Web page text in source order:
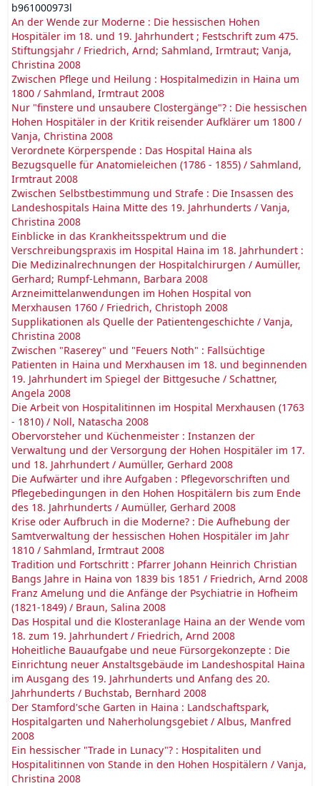
b961000973l
An der Wende zur Moderne : Die hessischen Hohen
Hospitäler im 18. und 19. Jahrhundert ; Festschrift zum 475.
Stiftungsjahr / Friedrich, Arnd; Sahmland, Irmtraut; Vanja,
Christina 2008
Zwischen Pflege und Heilung : Hospitalmedizin in Haina um
1800 / Sahmland, Irmtraut 2008
Nur "finstere und unsaubere Clostergänge"? : Die hessischen
Hohen Hospitäler in der Kritik reisender Aufklärer um 1800 /
Vanja, Christina 2008
Verordnete Körperspende : Das Hospital Haina als
Bezugsquelle für Anatomieleichen (1786 - 1855) / Sahmland,
Irmtraut 2008
Zwischen Selbstbestimmung und Strafe : Die Insassen des
Landeshospitals Haina Mitte des 19. Jahrhunderts / Vanja,
Christina 2008
Einblicke in das Krankheitsspektrum und die
Verschreibungspraxis im Hospital Haina im 18. Jahrhundert :
Die Medizinalrechnungen der Hospitalchirurgen / Aumüller,
Gerhard; Rumpf-Lehmann, Barbara 2008
Arzneimittelanwendungen im Hohen Hospital von
Merxhausen 1760 / Friedrich, Christoph 2008
Supplikationen als Quelle der Patientengeschichte / Vanja,
Christina 2008
Zwischen "Raserey" und "Feuers Noth" : Fallsüchtige
Patienten in Haina und Merxhausen im 18. und beginnenden
19. Jahrhundert im Spiegel der Bittgesuche / Schattner,
Angela 2008
Die Arbeit von Hospitalitinnen im Hospital Merxhausen (1763
- 1810) / Noll, Natascha 2008
Obervorsteher und Küchenmeister : Instanzen der
Verwaltung und der Versorgung der Hohen Hospitäler im 17.
und 18. Jahrhundert / Aumüller, Gerhard 2008
Die Aufwärter und ihre Aufgaben : Pflegevorschriften und
Pflegebedingungen in den Hohen Hospitälern bis zum Ende
des 18. Jahrhunderts / Aumüller, Gerhard 2008
Krise oder Aufbruch in die Moderne? : Die Aufhebung der
Samtverwaltung der hessischen Hohen Hospitäler im Jahr
1810 / Sahmland, Irmtraut 2008
Tradition und Fortschritt : Pfarrer Johann Heinrich Christian
Bangs Jahre in Haina von 1839 bis 1851 / Friedrich, Arnd 2008
Franz Amelung und die Anfänge der Psychiatrie in Hofheim
(1821-1849) / Braun, Salina 2008
Das Hospital und die Klosteranlage Haina an der Wende vom
18. zum 19. Jahrhundert / Friedrich, Arnd 2008
Hoheitliche Bauaufgabe und neue Fürsorgekonzepte : Die
Einrichtung neuer Anstaltsgebäude im Landeshospital Haina
im Ausgang des 19. Jahrhunderts und Anfang des 20.
Jahrhunderts / Buchstab, Bernhard 2008
Der Stamford'sche Garten in Haina : Landschaftspark,
Hospitalgarten und Naherholungsgebiet / Albus, Manfred
2008
Ein hessischer "Trade in Lunacy"? : Hospitaliten und
Hospitalitinnen von Stande in den Hohen Hospitälern / Vanja,
Christina 2008